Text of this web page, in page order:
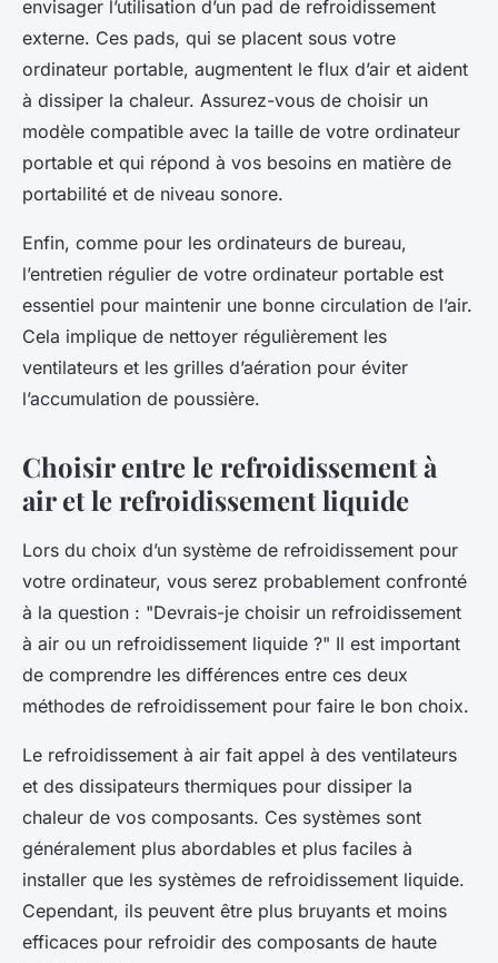
envisager l’utilisation d’un pad de refroidissement
externe. Ces pads, qui se placent sous votre
ordinateur portable, augmentent le flux d’air et aident
à dissiper la chaleur. Assurez-vous de choisir un
modèle compatible avec la taille de votre ordinateur
portable et qui répond à vos besoins en matière de
portabilité et de niveau sonore.
Enfin, comme pour les ordinateurs de bureau,
l’entretien régulier de votre ordinateur portable est
essentiel pour maintenir une bonne circulation de l’air.
Cela implique de nettoyer régulièrement les
ventilateurs et les grilles d’aération pour éviter
l’accumulation de poussière.
Choisir entre le refroidissement à
air et le refroidissement liquide
Lors du choix d’un système de refroidissement pour
votre ordinateur, vous serez probablement confronté
à la question : "Devrais-je choisir un refroidissement
à air ou un refroidissement liquide ?" Il est important
de comprendre les différences entre ces deux
méthodes de refroidissement pour faire le bon choix.
Le refroidissement à air fait appel à des ventilateurs
et des dissipateurs thermiques pour dissiper la
chaleur de vos composants. Ces systèmes sont
généralement plus abordables et plus faciles à
installer que les systèmes de refroidissement liquide.
Cependant, ils peuvent être plus bruyants et moins
efficaces pour refroidir des composants de haute